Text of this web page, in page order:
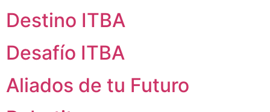
Destino ITBA
Desafío ITBA
Aliados de tu Futuro